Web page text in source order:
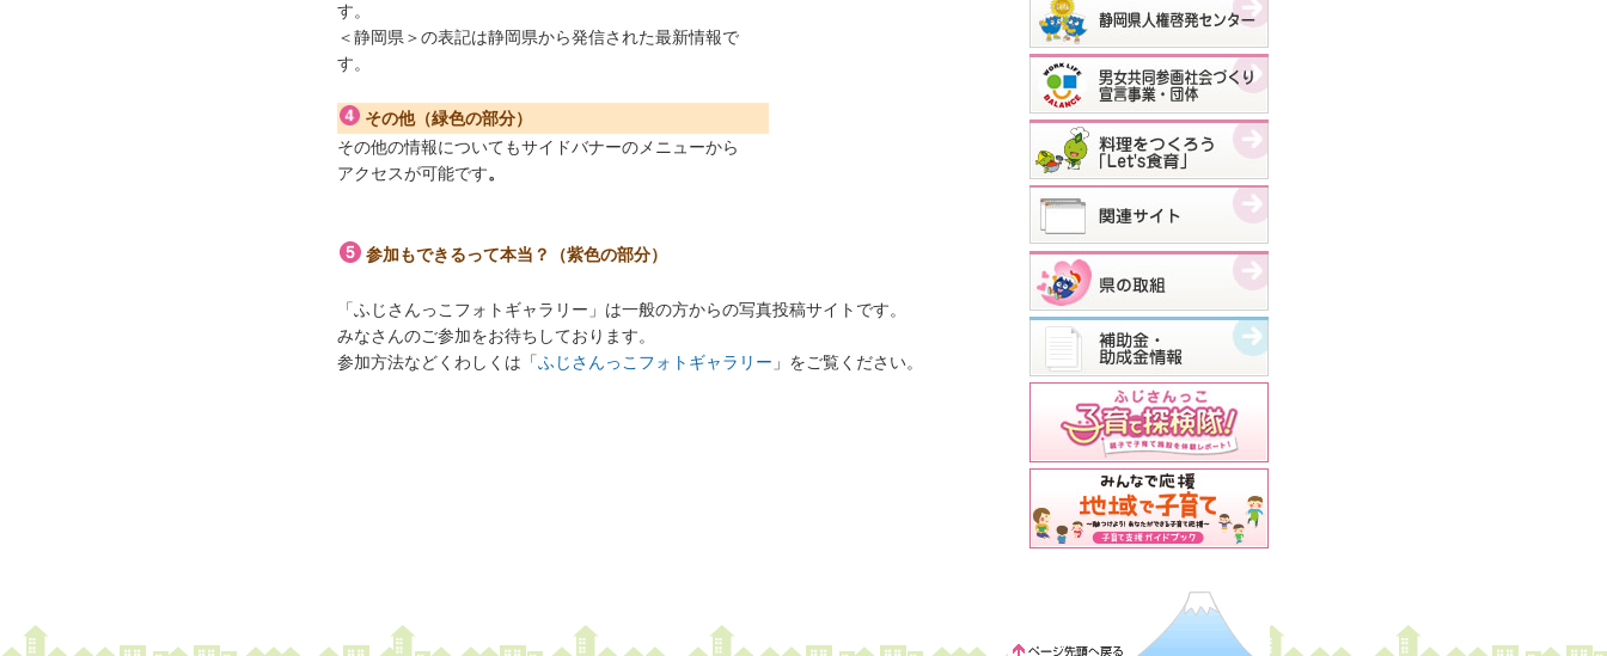
す。
＜静岡県＞の表記は静岡県から発信された最新情報で
す。
その他（緑色の部分）
その他の情報についてもサイドバナーのメニューから
アクセスが可能です。
参加もできるって本当？（紫色の部分）
「ふじさんっこフォトギャラリー」は一般の方からの写真投稿サイトです。
みなさんのご参加をお待ちしております。
参加方法などくわしくは「ふじさんっこフォトギャラリー 」をご覧ください。